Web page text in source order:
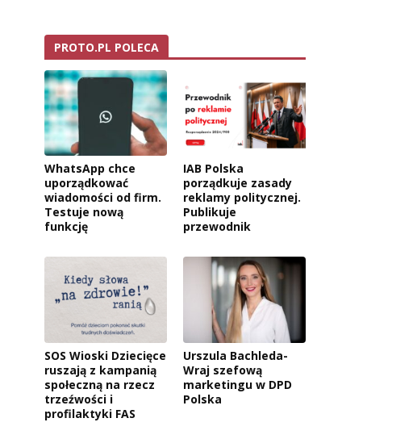
PROTO.PL POLECA
WhatsApp chce
uporządkować
wiadomości od firm.
Testuje nową
funkcję
IAB Polska
porządkuje zasady
reklamy politycznej.
Publikuje
przewodnik
SOS Wioski Dziecięce
ruszają z kampanią
społeczną na rzecz
trzeźwości i
profilaktyki FAS
Urszula Bachleda-
Wraj szefową
marketingu w DPD
Polska